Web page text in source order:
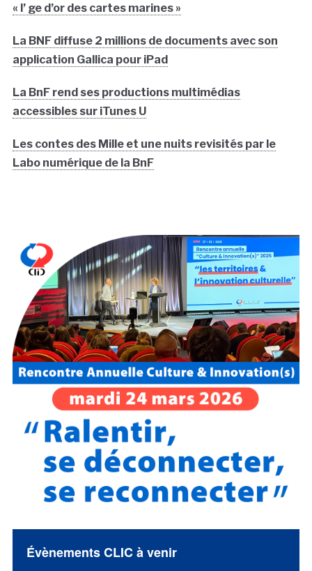
« l’ ge d’or des cartes marines »
La BNF diffuse 2 millions de documents avec son
application Gallica pour iPad
La BnF rend ses productions multimédias
accessibles sur iTunes U
Les contes des Mille et une nuits revisités par le
Labo numérique de la BnF
Évènements CLIC à venir